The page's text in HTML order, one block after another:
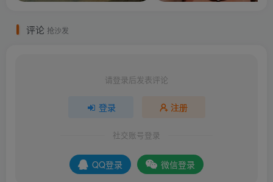
评论 抢沙发
请登录后发表评论
登录 注册
社交账号登录
QQ登录 微信登录